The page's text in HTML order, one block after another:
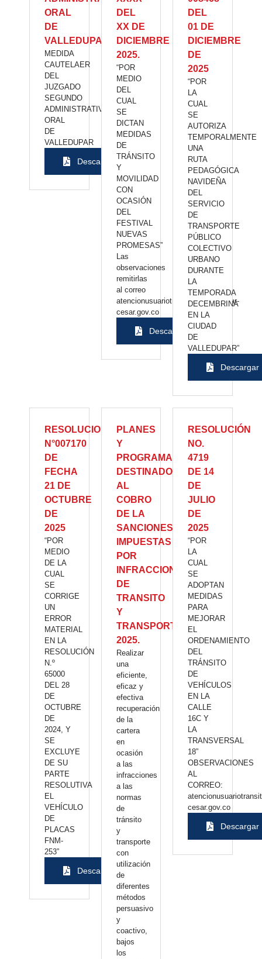
ORAL
DE
VALLEDUPAR
MEDIDA
CAUTELAER
DEL
JUZGADO
SEGUNDO
ADMINISTRATIVO
ORAL
DE
VALLEDUPAR
Descargar
DEL
XX DE
DICIEMBRE
2025.
“POR
MEDIO
DEL
CUAL
SE
DICTAN
MEDIDAS
DE
TRÁNSITO
Y
MOVILIDAD
CON
OCASIÓN
DEL
FESTIVAL
NUEVAS
PROMESAS”
Las
observaciones
remitirlas
al correo
atencionusuariotransito@valledupar-
cesar.gov.co
Descargar
DEL
01 DE
DICIEMBRE
DE
2025
“POR
LA
CUAL
SE
AUTORIZA
TEMPORALMENTE
UNA
RUTA
PEDAGÓGICA
NAVIDEÑA
DEL
SERVICIO
DE
TRANSPORTE
PÚBLICO
COLECTIVO
URBANO
DURANTE
LA
TEMPORADA
DECEMBRINA
EN LA
CIUDAD
DE
VALLEDUPAR”
Descargar
RESOLUCION
N°007170
DE
FECHA
21 DE
OCTUBRE
DE
2025
“POR
MEDIO
DE LA
CUAL
SE
CORRIGE
UN
ERROR
MATERIAL
EN LA
RESOLUCIÓN
N.º
65000
DEL 28
DE
OCTUBRE
DE
2024, Y
SE
EXCLUYE
DE SU
PARTE
RESOLUTIVA
EL
VEHÍCULO
DE
PLACAS
FNM-
253”
Descargar
PLANES
Y
PROGRAMAS
DESTINADOS
AL
COBRO
DE LA
SANCIONES
IMPUESTAS
POR
INFRACCIONES
DE
TRANSITO
Y
TRANSPORTE
2025.
Realizar
una
eficiente,
eficaz y
efectiva
recuperación
de la
cartera
en
ocasión
a las
infracciones
a las
normas
de
tránsito
y
transporte
con
utilización
de
diferentes
métodos
persuasivo
y
coactivo,
bajos
los
RESOLUCIÓN
NO.
4719
DE 14
DE
JULIO
DE
2025
“POR
LA
CUAL
SE
ADOPTAN
MEDIDAS
PARA
MEJORAR
EL
ORDENAMIENTO
DEL
TRÁNSITO
DE
VEHÍCULOS
EN LA
CALLE
16C Y
LA
TRANSVERSAL
18”
OBSERVACIONES
AL
CORREO:
cesar.gov.co
Descargar